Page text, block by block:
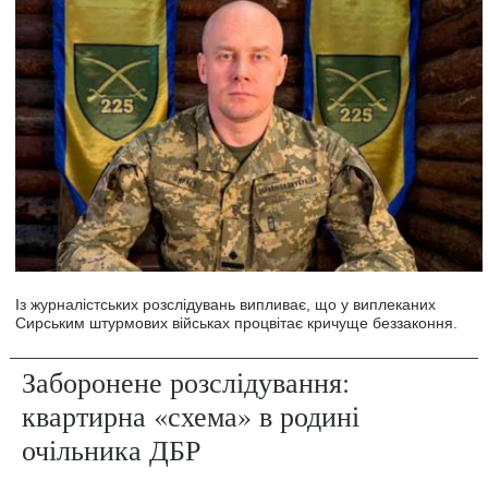
Із журналістських розслідувань випливає, що у виплеканих
Сирським штурмових військах процвітає кричуще беззаконня.
Заборонене розслідування:
квартирна «схема» в родині
очільника ДБР